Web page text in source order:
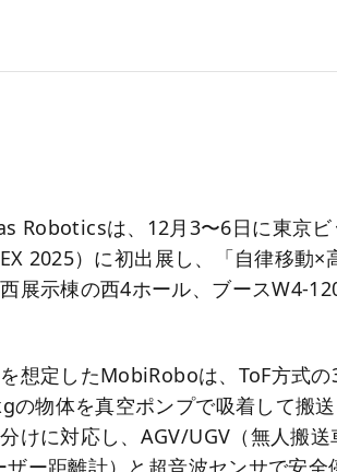
Roboticsは、12月3〜6日に東京
2025）に初出展し、「自律移動×
展示棟の西4ホール、ブースW4-
想定したMobiRoboは、ToF方式
の物体を真空ポンプで吸着して搬
けに対応し、AGV/UGV（無人搬